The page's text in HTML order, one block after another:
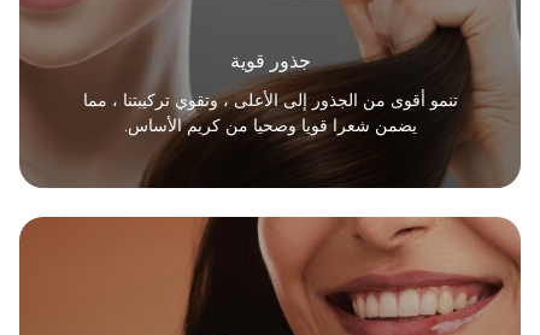
جذور قوية
تنمو أقوى من الجذور إلى الأعلى ، وتقوي تركيبتنا ، مما
يضمن شعرا قويا وصحيا من كريم الأساس.